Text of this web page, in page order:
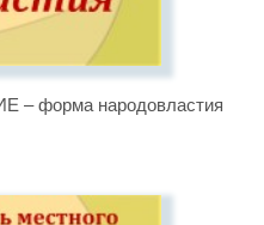
форма народовластия